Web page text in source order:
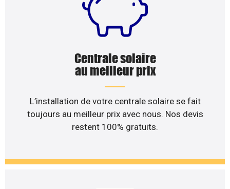
Centrale solaire
au meilleur prix
L’installation de votre centrale solaire se fait
toujours au meilleur prix avec nous. Nos devis
restent 100% gratuits.